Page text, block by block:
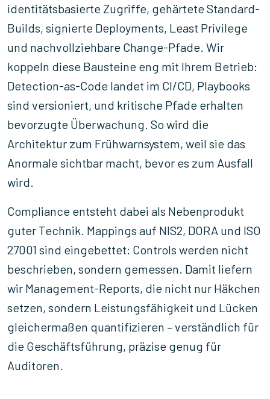
identitätsbasierte Zugriffe, gehärtete Standard-
Builds, signierte Deployments, Least Privilege
und nachvollziehbare Change-Pfade. Wir
koppeln diese Bausteine eng mit Ihrem Betrieb:
Detection-as-Code landet im CI/CD, Playbooks
sind versioniert, und kritische Pfade erhalten
bevorzugte Überwachung. So wird die
Architektur zum Frühwarnsystem, weil sie das
Anormale sichtbar macht, bevor es zum Ausfall
wird.
Compliance entsteht dabei als Nebenprodukt
guter Technik. Mappings auf NIS2, DORA und ISO
27001 sind eingebettet: Controls werden nicht
beschrieben, sondern gemessen. Damit liefern
wir Management-Reports, die nicht nur Häkchen
setzen, sondern Leistungsfähigkeit und Lücken
gleichermaßen quantifizieren – verständlich für
die Geschäftsführung, präzise genug für
Auditoren.